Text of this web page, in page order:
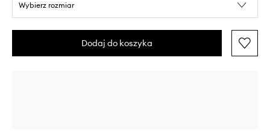
Wybierz rozmiar
Dodaj do koszyka